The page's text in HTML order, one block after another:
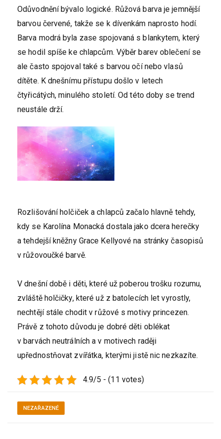
Odůvodnění bývalo logické. Růžová barva je jemnější
barvou červené, takže se k dívenkám naprosto hodí.
Barva modrá byla zase spojovaná s blankytem, který
se hodil spíše ke chlapcům. Výběr barev oblečení se
ale často spojoval také s barvou očí nebo vlasů
dítěte. K dnešnímu přístupu došlo v letech
čtyřicátých, minulého století. Od této doby se trend
neustále drží.
Rozlišování holčiček a chlapců začalo hlavně tehdy,
kdy se Karolína Monacká dostala jako dcera herečky
a tehdejší kněžny Grace Kellyové na stránky časopisů
v růžovoučké barvě.
V dnešní době i děti, které už poberou trošku rozumu,
zvláště holčičky, které už z batolecích let vyrostly,
nechtějí stále chodit v růžové s motivy princezen.
Právě z tohoto důvodu je dobré děti oblékat
v barvách neutrálních a v motivech raději
upřednostňovat zvířátka, kterými jistě nic nezkazíte.
4.9/5 - (11 votes)
NEZAŘAZENÉ